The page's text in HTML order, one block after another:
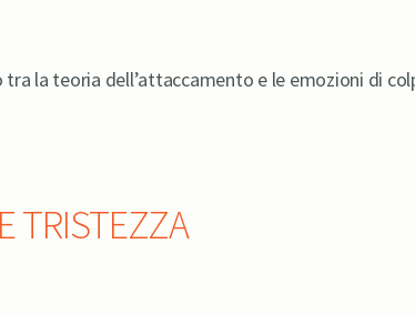
la teoria dell’attaccamento e le emozioni di
TRISTEZZA